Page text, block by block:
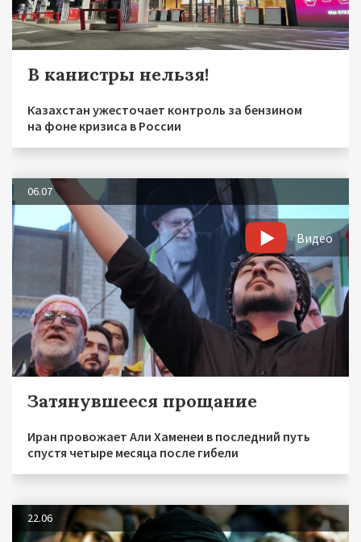
В канистры нельзя!
Казахстан ужесточает контроль за бензином
на фоне кризиса в России
06.07
Видео
Затянувшееся прощание
Иран провожает Али Хаменеи в последний путь
спустя четыре месяца после гибели
22.06